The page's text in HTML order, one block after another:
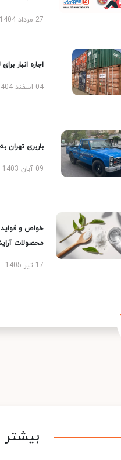
27 مرداد 1404
اجاره انبار
04 اسفند 1404
باربری تهران
09 آبان 1403
خواص و فواید
محصولات
17 تیر 1405
بیشتر